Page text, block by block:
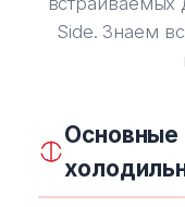
Side. Знаем
Основные